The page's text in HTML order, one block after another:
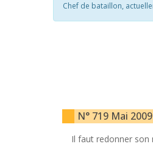
Chef de bataillon,
N° 719 Mai
Il faut redonner son